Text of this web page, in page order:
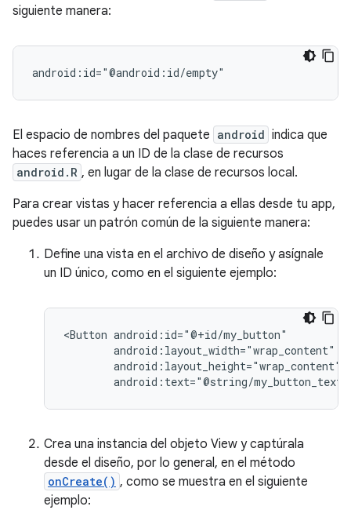
siguiente manera:
android:id="@android:id/empty"
El espacio de nombres del paquete android indica que
haces referencia a un ID de la clase de recursos
android.R , en lugar de la clase de recursos local.
Para crear vistas y hacer referencia a ellas desde tu app,
puedes usar un patrón común de la siguiente manera:
Define una vista en el archivo de diseño y asígnale
un ID único, como en el siguiente ejemplo:
<Button
android:text="@string/
Crea una instancia del objeto View y captúrala
desde el diseño, por lo general, en el método
onCreate() , como se muestra en el siguiente
ejemplo: